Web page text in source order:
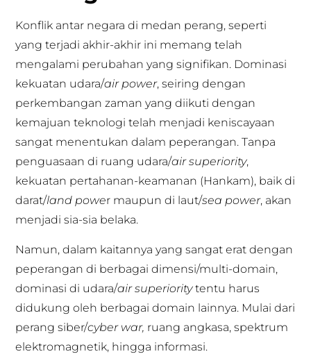
Konflik antar negara di medan perang, seperti
yang terjadi akhir-akhir ini memang telah
mengalami perubahan yang signifikan. Dominasi
kekuatan udara/air power, seiring dengan
perkembangan zaman yang diikuti dengan
kemajuan teknologi telah menjadi keniscayaan
sangat menentukan dalam peperangan. Tanpa
penguasaan di ruang udara/air superiority,
kekuatan pertahanan-keamanan (Hankam), baik di
darat/land power maupun di laut/sea power, akan
menjadi sia-sia belaka.
Namun, dalam kaitannya yang sangat erat dengan
peperangan di berbagai dimensi/multi-domain,
dominasi di udara/air superioritytentu harus
didukung oleh berbagai domain lainnya. Mulai dari
perang siber/cyber war, ruang angkasa, spektrum
elektromagnetik, hingga informasi.